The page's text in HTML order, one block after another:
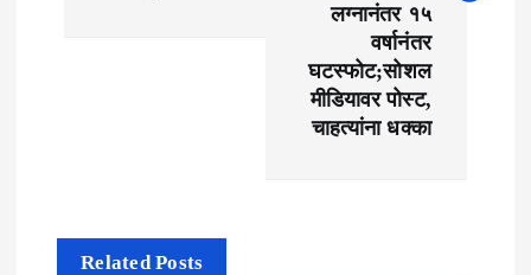
a
लग्नानंतर १५
वर्षानंतर
घटस्फोट;सोशल
मीडियावर पोस्ट,
चाहत्यांना धक्का
Related Posts